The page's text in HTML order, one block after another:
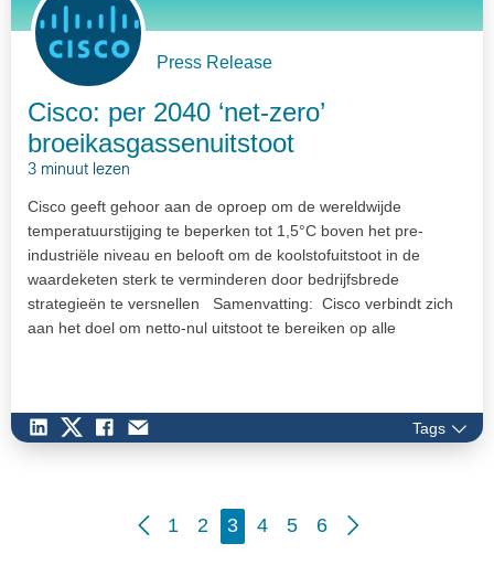
Press Release
Cisco: per 2040 ‘net-zero’
broeikasgassenuitstoot
3 minuut lezen
Cisco geeft gehoor aan de oproep om de wereldwijde
temperatuurstijging te beperken tot 1,5°C boven het pre-
industriële niveau en belooft om de koolstofuitstoot in de
waardeketen sterk te verminderen door bedrijfsbrede
strategieën te versnellen Samenvatting: Cisco verbindt zich
aan het doel om netto-nul uitstoot te bereiken op alle
Tags
1 2 3 4 5 6